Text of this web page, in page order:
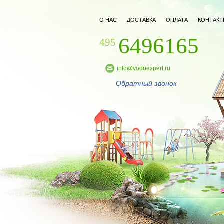
О НАС ДОСТАВКА ОПЛАТА
495 6496165
info@vodoexpert.ru
Обратный звонок